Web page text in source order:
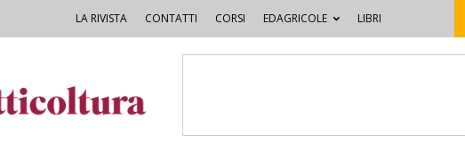
LA RIVISTA CONTATTI CORSI EDAGRICOLE LIBRI